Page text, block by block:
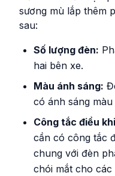
sương mù lắp thêm
sau:
Số lượng đèn:
hai bên xe.
Màu ánh sáng:
có ánh sáng
Công tắc điều
cần có công tắc
chung với đèn
chói mắt cho các